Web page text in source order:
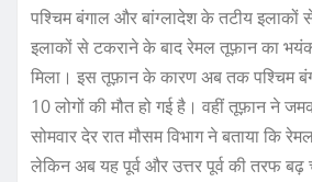
पश्चिम बंगाल और बांग्लादेश के तटीय इलाकों
इलाकों से टकराने के बाद रेमल तूफ़ान का
मिला। इस तूफ़ान के कारण अब तक पश्चिम
10 लोगों की मौत हो गई है। वहीं तूफ़ान ने
सोमवार देर रात मौसम विभाग ने बताया कि
लेकिन अब यह पूर्व और उत्तर पूर्व की तरफ